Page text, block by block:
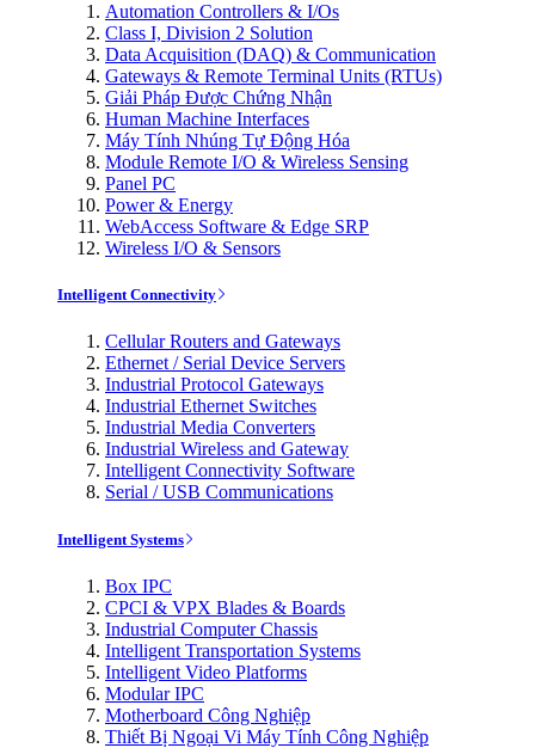
Automation Controllers & I/Os
Class I, Division 2 Solution
Data Acquisition (DAQ) & Communication
Gateways & Remote Terminal Units (RTUs)
Giải Pháp Được Chứng Nhận
Human Machine Interfaces
Máy Tính Nhúng Tự Động Hóa
Module Remote I/O & Wireless Sensing
Panel PC
Power & Energy
WebAccess Software & Edge SRP
Wireless I/O & Sensors
Intelligent Connectivity
Cellular Routers and Gateways
Ethernet / Serial Device Servers
Industrial Protocol Gateways
Industrial Ethernet Switches
Industrial Media Converters
Industrial Wireless and Gateway
Intelligent Connectivity Software
Serial / USB Communications
Intelligent Systems
Box IPC
CPCI & VPX Blades & Boards
Industrial Computer Chassis
Intelligent Transportation Systems
Intelligent Video Platforms
Modular IPC
Motherboard Công Nghiệp
Thiết Bị Ngoại Vi Máy Tính Công Nghiệp